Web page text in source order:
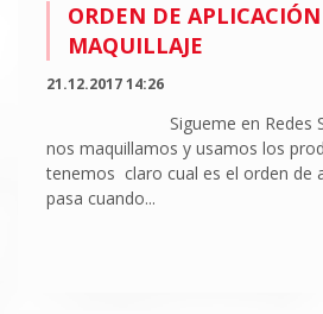
ORDEN DE
MAQUILLAJE
21.12.2017 14:26
Sigueme en Redes
nos maquillamos y usamos los
tenemos claro cual es el orden de
pasa cuando...